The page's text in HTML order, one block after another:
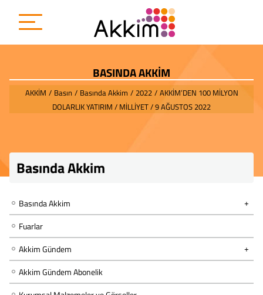
BASINDA AKKİM
AKKİM / Basın / Basında Akkim / 2022 / AKKİM’DEN 100 MİLYON
DOLARLIK YATIRIM / MİLLİYET / 9 AĞUSTOS 2022
Basında Akkim
Basında Akkim
Fuarlar
Akkim Gündem
Akkim Gündem Abonelik